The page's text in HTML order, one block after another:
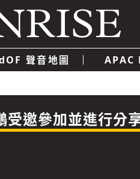
聲音地圖
科技
邀參加並進行分